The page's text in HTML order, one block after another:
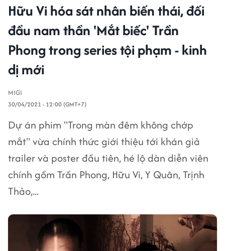
Hữu Vi hóa sát nhân biến thái, đối
đầu nam thần 'Mắt biếc' Trần
Phong trong series tội phạm - kinh
dị mới
MIGI
30/04/2021 - 12:00 (GMT+7)
Dự án phim "Trong màn đêm không chớp
mắt" vừa chính thức giới thiệu tới khán giả
trailer và poster đầu tiên, hé lộ dàn diễn viên
chính gồm Trần Phong, Hữu Vi, Y Quân, Trịnh
Thảo,...